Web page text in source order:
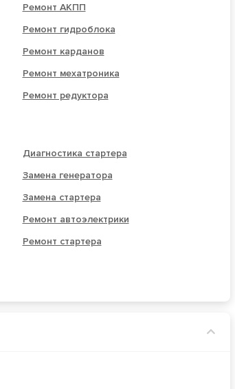
Ремонт АКПП
Ремонт гидроблока
Ремонт карданов
Ремонт мехатроника
Ремонт редуктора
Диагностика стартера
Замена генератора
Замена стартера
Ремонт автоэлектрики
Ремонт стартера